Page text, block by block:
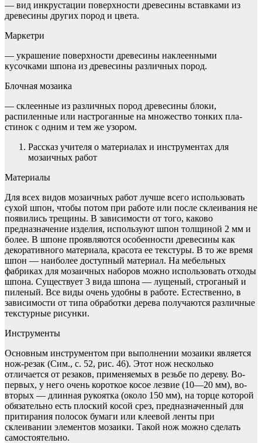
— вид инкрустации поверхности древесины встав­ками из
древесины других пород и цвета.
Маркетри
— украшение поверхности древесины наклеенными
кусочками шпона из древесины различных пород.
Блочная мозаика
— склеенные из различных пород древесины блоки,
распиленные или настроганные на множество тонких пла­
стинок с одним и тем же узором.
Рассказ учителя о материалах и инструментах для
мозаич­ных работ
Материалы
Для всех видов мозаичных работ лучше всего использовать
сухой шпон, чтобы потом при работе или после склеивания не
по­явились трещины. В зависимости от того, каково
предназначение изделия, используют шпон толщиной 2 мм и
более. В шпоне про­являются особенности древесины как
декоративного материала, красота ее текстуры. В то же время
шпон — наиболее доступный материал. На мебельных
фабриках для мозаичных наборов мож­но использовать отходы
шпона. Существует 3 вида шпона — лу­щеный, строганый и
пиленый. Все виды очень удобны в работе. Естественно, в
зависимости от типа обработки дерева получаются различные
текстурные рисунки.
Инструменты
Основным инструментом при выполнении мозаики является
нож-резак (Сим., с. 52, рис. 46). Этот нож несколько
отличается от резаков, применяемых в резьбе по дереву. Во-
первых, у него очень короткое косое лезвие (10—20 мм), во-
вторых — длинная ру­коятка (около 150 мм), на торце которой
обязательно есть плоский косой срез, предназначенный для
притирания полосок бумаги или клеевой ленты при
склеивании элементов мозаики. Такой нож можно сделать
самостоятельно.